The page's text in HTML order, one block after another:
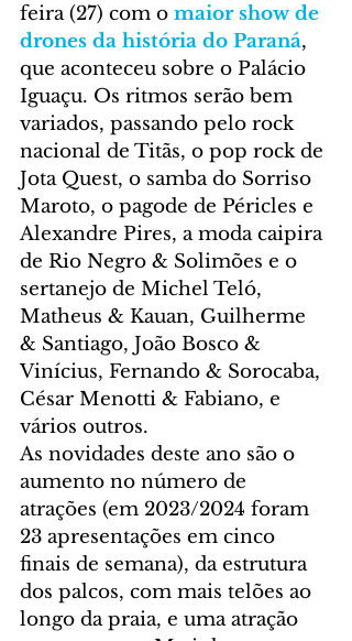
feira (27) com o maior show de
drones da história do Paraná,
que aconteceu sobre o Palácio
Iguaçu. Os ritmos serão bem
variados, passando pelo rock
nacional de Titãs, o pop rock de
Jota Quest, o samba do Sorriso
Maroto, o pagode de Péricles e
Alexandre Pires, a moda caipira
de Rio Negro & Solimões e o
sertanejo de Michel Teló,
Matheus & Kauan, Guilherme
& Santiago, João Bosco &
Vinícius, Fernando & Sorocaba,
César Menotti & Fabiano, e
vários outros.
As novidades deste ano são o
aumento no número de
atrações (em 2023/2024 foram
23 apresentações em cinco
finais de semana), da estrutura
dos palcos, com mais telões ao
longo da praia, e uma atração